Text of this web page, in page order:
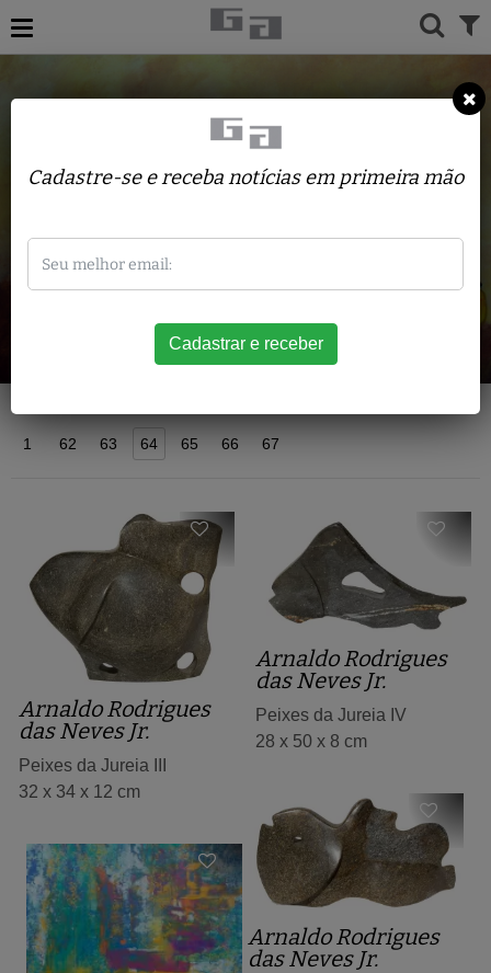
Acervo
1 62 63 64 65 66 67
Arnaldo Rodrigues
das Neves Jr.
Peixes da Jureia III
32 x 34 x 12 cm
Arnaldo Rodrigues
das Neves Jr.
Peixes da Jureia IV
28 x 50 x 8 cm
Arnaldo Rodrigues
das Neves Jr.
Cadastre-se e receba notícias em primeira mão